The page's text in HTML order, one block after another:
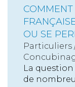
OU SE
Particuliers
La question
de